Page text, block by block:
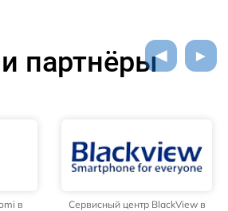
партнёры
в
Сервисный центр BlackView в